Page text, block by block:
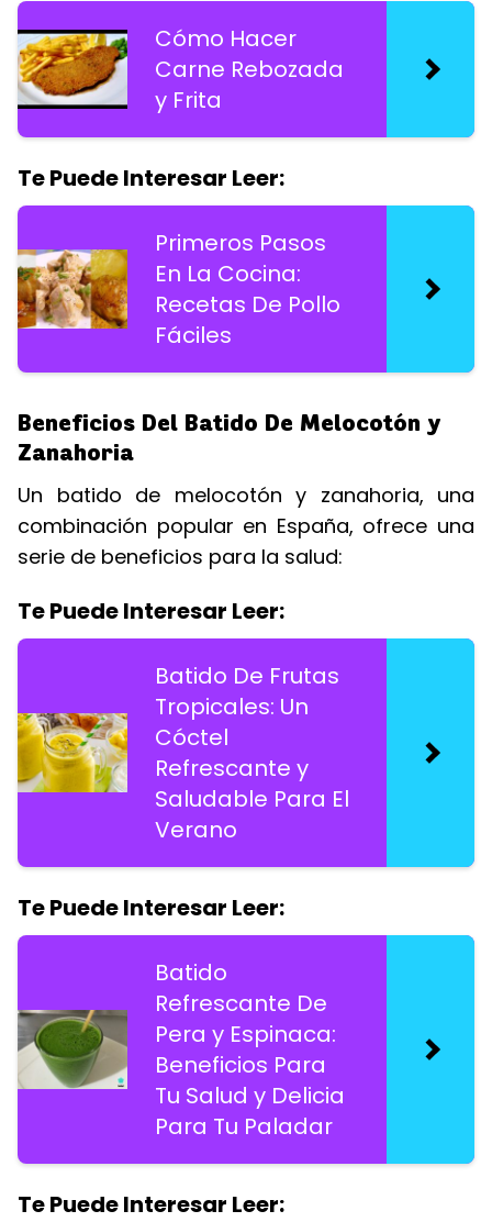
Cómo Hacer
Carne Rebozada
y Frita
Te Puede Interesar Leer:
Primeros Pasos
En La Cocina:
Recetas De Pollo
Fáciles
Beneficios Del Batido De Melocotón y
Zanahoria
Un batido de melocotón y zanahoria, una
combinación popular en España, ofrece una
serie de beneficios para la salud:
Te Puede Interesar Leer:
Batido De Frutas
Tropicales: Un
Cóctel
Refrescante y
Saludable Para El
Verano
Te Puede Interesar Leer:
Batido
Refrescante De
Pera y Espinaca:
Beneficios Para
Tu Salud y Delicia
Para Tu Paladar
Te Puede Interesar Leer: